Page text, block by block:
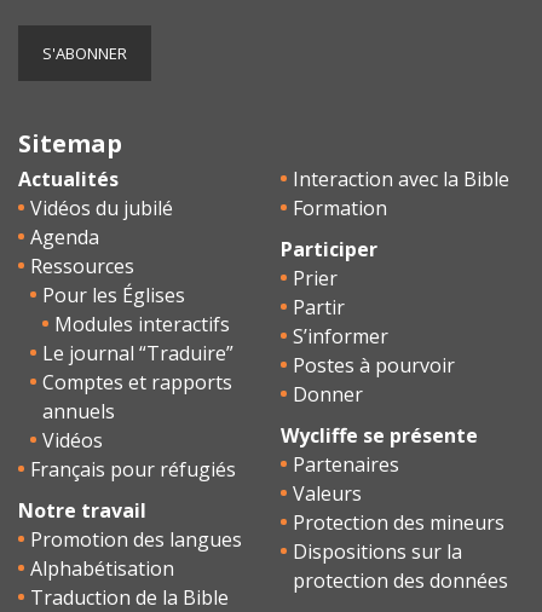
Sitemap
Actualités
Vidéos du jubilé
Agenda
Ressources
Pour les Églises
Modules interactifs
Le journal “Traduire”
Comptes et rapports
annuels
Vidéos
Français pour réfugiés
Notre travail
Promotion des langues
Alphabétisation
Traduction de la Bible
Interaction avec la Bible
Formation
Participer
Prier
Partir
S’informer
Postes à pourvoir
Donner
Wycliffe se présente
Partenaires
Valeurs
Protection des mineurs
Dispositions sur la
protection des données